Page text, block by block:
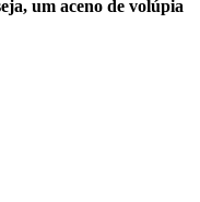
um aceno de volúpia